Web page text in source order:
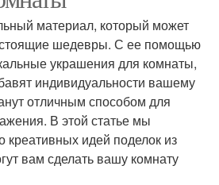
материал, который может
шедевры. С ее помощью
украшения для комнаты,
индивидуальности вашему
отличным способом для
В этой статье мы
креативных идей поделок из
вам сделать вашу комнату